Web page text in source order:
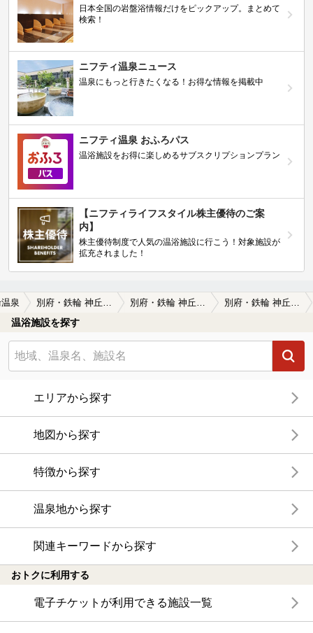
日本全国の岩盤浴情報だけをピックアップ。まとめて
検索！
ニフティ温泉ニュース
温泉にもっと行きたくなる！お得な情報を掲載中
ニフティ温泉 おふろパス
温浴施設をお得に楽しめるサブスクリプションプラン
【ニフティライフスタイル株主優待のご案
内】
株主優待制度で人気の温浴施設に行こう！対象施設が
拡充されました！
泉 別府・鉄輪 神丘温泉 豊山荘 別府・鉄輪 神丘温泉 豊山荘の口コミ一覧 別府・鉄輪 神丘温泉 豊山荘の口コミ ツルヌルの硫黄泉
温浴施設を探す
エリアから探す
地図から探す
特徴から探す
温泉地から探す
関連キーワードから探す
おトクに利用する
電子チケットが利用できる施設一覧